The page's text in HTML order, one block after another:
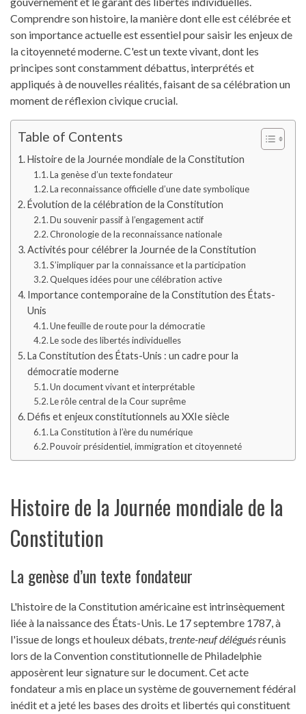
Comprendre son histoire, la manière dont elle est célébrée et
son importance actuelle est essentiel pour saisir les enjeux de
la citoyenneté moderne. C'est un texte vivant, dont les
principes sont constamment débattus, interprétés et
appliqués à de nouvelles réalités, faisant de sa célébration un
moment de réflexion civique crucial.
Table of Contents
Histoire de la Journée mondiale de la Constitution
La genèse d’un texte fondateur
La reconnaissance officielle d’une date symbolique
Évolution de la célébration de la Constitution
Du souvenir passif à l’engagement actif
Chronologie de la reconnaissance nationale
Activités pour célébrer la Journée de la Constitution
S’impliquer par la connaissance et la participation
Quelques idées pour une célébration active
Importance contemporaine de la Constitution des États-
Unis
Une feuille de route pour la démocratie
Le socle des libertés individuelles
La Constitution des États-Unis : un cadre pour la
démocratie moderne
Un document vivant et interprétable
Le rôle central de la Cour suprême
Défis et enjeux constitutionnels au XXIe siècle
La Constitution à l’ère du numérique
Pouvoir présidentiel, immigration et citoyenneté
Histoire de la Journée mondiale de la
Constitution
La genèse d’un texte fondateur
L'histoire de la Constitution américaine est intrinsèquement
liée à la naissance des États-Unis. Le 17 septembre 1787, à
l'issue de longs et houleux débats,trente-neuf déléguésréunis
lors de la Convention constitutionnelle de Philadelphie
apposèrent leur signature sur le document. Cet acte
fondateur a mis en place un système de gouvernement fédéral
inédit et a jeté les bases des droits et libertés qui constituent